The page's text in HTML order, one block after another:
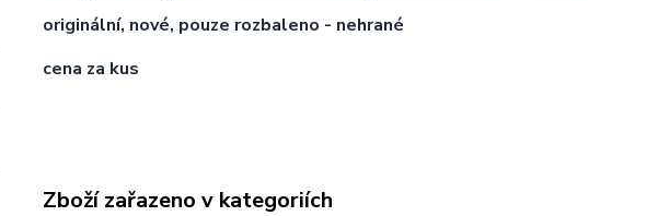
originální, nové, pouze rozbaleno - nehrané
cena za kus
Zboží zařazeno v kategoriích